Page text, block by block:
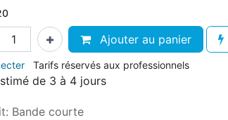
Ajouter au panier
Tarifs réservés aux professionnels
de 3 à 4 jours
: Bande courte